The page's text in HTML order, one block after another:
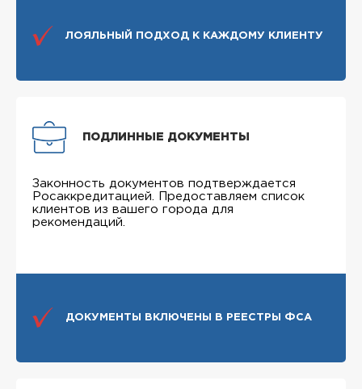
ЛОЯЛЬНЫЙ ПОДХОД К КАЖДОМУ КЛИЕНТУ
ПОДЛИННЫЕ ДОКУМЕНТЫ
Законность документов подтверждается
Росаккредитацией. Предоставляем список
клиентов из вашего города для
рекомендаций.
ДОКУМЕНТЫ ВКЛЮЧЕНЫ В РЕЕСТРЫ ФСА